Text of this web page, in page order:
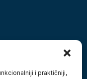
i praktičniji,